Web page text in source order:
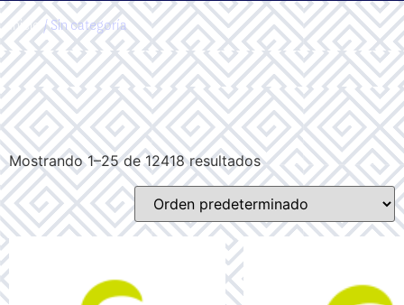
Inicio/ Sin categoría
Mostrando 1–25 de 12418 resultados